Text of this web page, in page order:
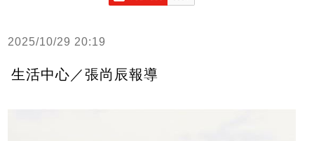
2025/10/29 20:19
生活中心／張尚辰報導